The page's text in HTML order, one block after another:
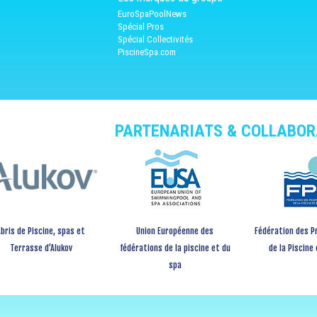
EuroSpaPoolNews
Spécial Pros
Spécial Collectivités
PiscineSpa.com
PARTENARIATS &
de Piscine, spas et
Terrasse d’Alukov
Union Européenne des
fédérations de la piscine et du
spa
Fédération des
de la Piscine